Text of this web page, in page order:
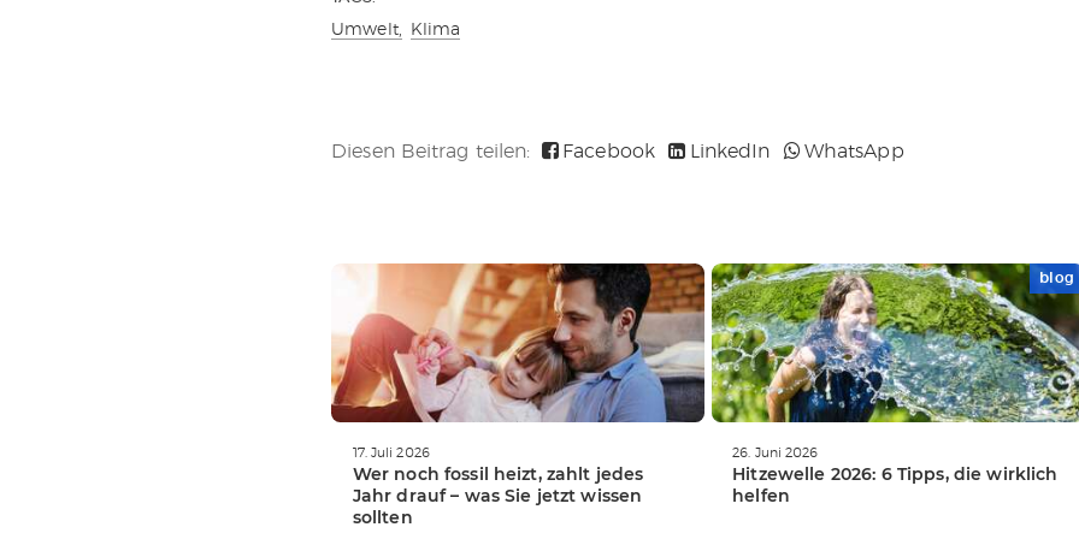
Umwelt, Klima
Diesen Beitrag teilen: Facebook LinkedIn WhatsApp
WEITERLESEN
17. Juli 2026
Wer noch fossil heizt, zahlt jedes
Jahr drauf – was Sie jetzt wissen
sollten
WEITERLESEN
blog
26. Juni 2026
Hitzewelle 2026: 6 Tipps, die wirklich
helfen